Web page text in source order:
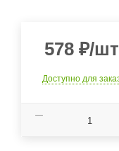
578 ₽/шт
Доступно для